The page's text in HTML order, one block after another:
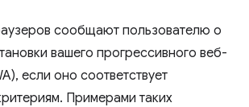
сообщают пользователю о
вашего прогрессивного веб-
если оно соответствует
Примерами таких